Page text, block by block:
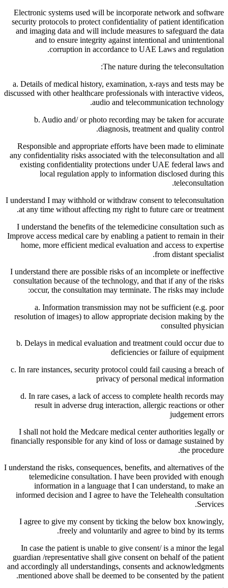
Electronic systems used will be incorporate network and software
security protocols to protect confidentiality of patient identification
and imaging data and will include measures to safeguard the data
and to ensure integrity against intentional and unintentional
corruption in accordance to UAE Laws and regulation.
The nature during the teleconsultation:
a. Details of medical history, examination, x-rays and tests may be
discussed with other healthcare professionals with interactive videos,
audio and telecommunication technology.
b. Audio and/ or photo recording may be taken for accurate
diagnosis, treatment and quality control.
Responsible and appropriate efforts have been made to eliminate
any confidentiality risks associated with the teleconsultation and all
existing confidentiality protections under UAE federal laws and
local regulation apply to information disclosed during this
teleconsultation.
I understand I may withhold or withdraw consent to teleconsultation
at any time without affecting my right to future care or treatment.
I understand the benefits of the telemedicine consultation such as
Improve access medical care by enabling a patient to remain in their
home, more efficient medical evaluation and access to expertise
from distant specialist.
I understand there are possible risks of an incomplete or ineffective
consultation because of the technology, and that if any of the risks
occur, the consultation may terminate. The risks may include:
a. Information transmission may not be sufficient (e.g. poor
resolution of images) to allow appropriate decision making by the
consulted physician
b. Delays in medical evaluation and treatment could occur due to
deficiencies or failure of equipment
c. In rare instances, security protocol could fail causing a breach of
privacy of personal medical information
d. In rare cases, a lack of access to complete health records may
result in adverse drug interaction, allergic reactions or other
judgement errors
I shall not hold the Medcare medical center authorities legally or
financially responsible for any kind of loss or damage sustained by
the procedure.
I understand the risks, consequences, benefits, and alternatives of the
telemedicine consultation. I have been provided with enough
information in a language that I can understand, to make an
informed decision and I agree to have the Telehealth consultation
Services.
I agree to give my consent by ticking the below box knowingly,
freely and voluntarily and agree to bind by its terms.
In case the patient is unable to give consent/ is a minor the legal
guardian /representative shall give consent on behalf of the patient
and accordingly all understandings, consents and acknowledgments
mentioned above shall be deemed to be consented by the patient.